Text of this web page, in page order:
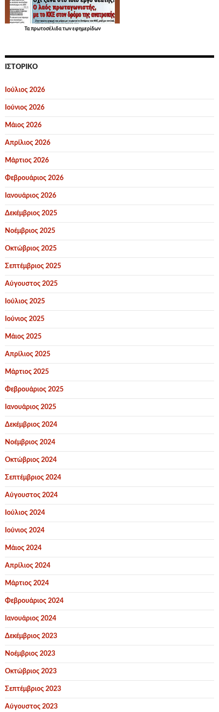
Τα πρωτοσέλιδατων εφημερίδων
ΙΣΤΟΡΙΚΌ
Ιούλιος 2026
Ιούνιος 2026
Μάιος 2026
Απρίλιος 2026
Μάρτιος 2026
Φεβρουάριος 2026
Ιανουάριος 2026
Δεκέμβριος 2025
Νοέμβριος 2025
Οκτώβριος 2025
Σεπτέμβριος 2025
Αύγουστος 2025
Ιούλιος 2025
Ιούνιος 2025
Μάιος 2025
Απρίλιος 2025
Μάρτιος 2025
Φεβρουάριος 2025
Ιανουάριος 2025
Δεκέμβριος 2024
Νοέμβριος 2024
Οκτώβριος 2024
Σεπτέμβριος 2024
Αύγουστος 2024
Ιούλιος 2024
Ιούνιος 2024
Μάιος 2024
Απρίλιος 2024
Μάρτιος 2024
Φεβρουάριος 2024
Ιανουάριος 2024
Δεκέμβριος 2023
Νοέμβριος 2023
Οκτώβριος 2023
Σεπτέμβριος 2023
Αύγουστος 2023